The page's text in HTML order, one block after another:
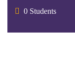
0 Students